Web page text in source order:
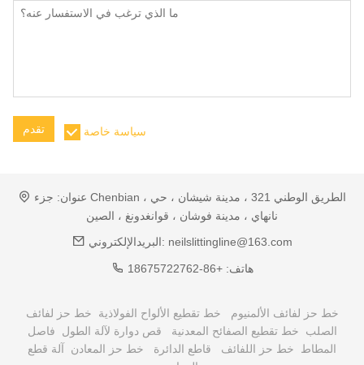
تقدم سياسة خاصة
عنوان: جزء Chenbian ، الطريق الوطني 321 ، مدينة شيشان ، حي
نانهاي ، مدينة فوشان ، قوانغدونغ ، الصين
البريدالإلكتروني: neilslittingline@163.com
هاتف: +86-18675722762
خط حز لفائف الألمنيوم خط تقطيع الألواح الفولاذية
خط حز لفائف
الصلب
خط تقطيع الصفائح المعدنية قص دوارة لآلة الطول
فاصل
المطاط
خط حز اللفائف قاطع الدائرة خط حز المعادن
آلة قطع